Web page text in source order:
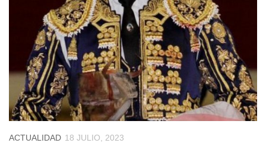
ACTUALIDAD 18 JULIO, 2023